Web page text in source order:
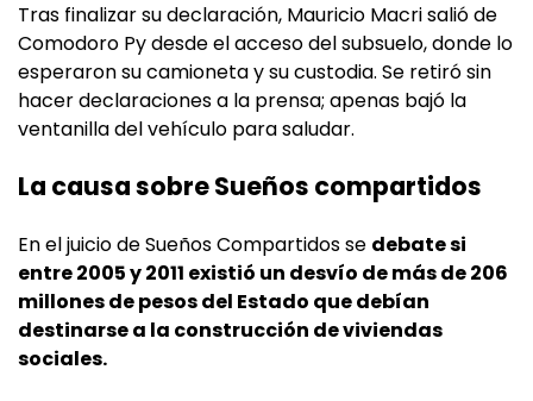
Tras finalizar su declaración, Mauricio Macri salió de
Comodoro Py desde el acceso del subsuelo, donde lo
esperaron su camioneta y su custodia. Se retiró sin
hacer declaraciones a la prensa; apenas bajó la
ventanilla del vehículo para saludar.
La causa sobre Sueños compartidos
En el juicio de Sueños Compartidos se debate si
entre 2005 y 2011 existió un desvío de más de 206
millones de pesos del Estado que debían
destinarse a la construcción de viviendas
sociales.